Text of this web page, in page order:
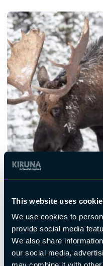
This website uses
We use cookies to
provide social media
We also share
our social media,